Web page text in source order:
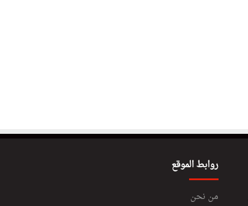
روابط الموقع
من نحن